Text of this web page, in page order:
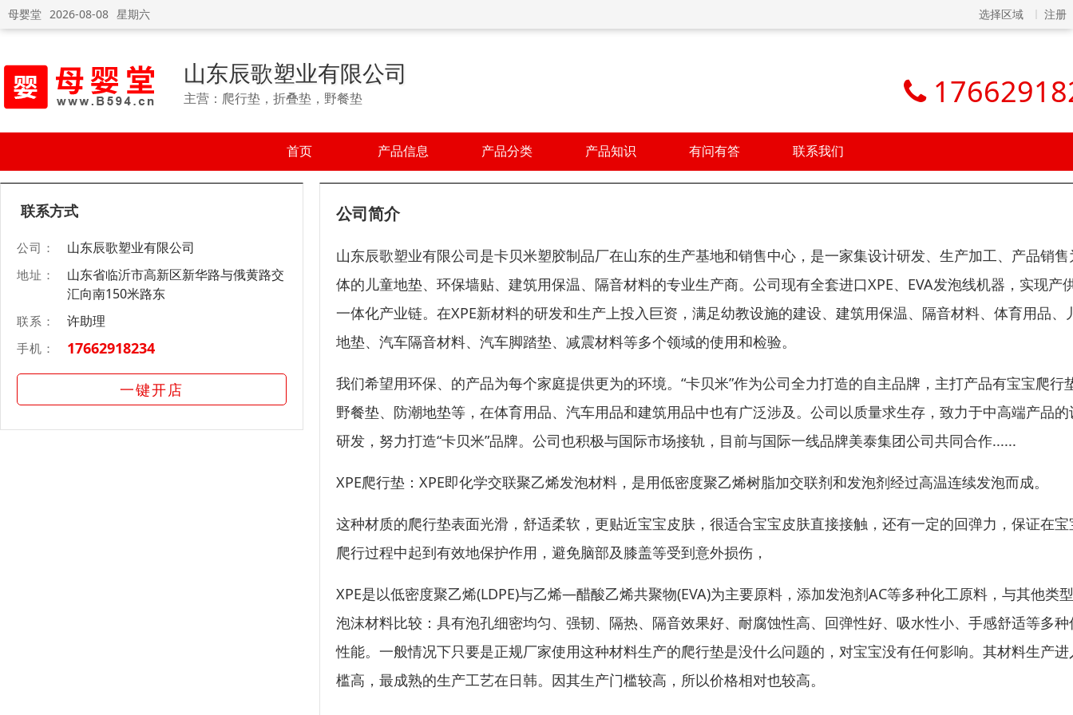
母婴堂 2026-08-08 星期六 选择区域 注册
山东辰歌塑业有限公司
主营：爬行垫，折叠垫，野餐垫
首页 产品信息 产品分类 产品知识 有问有答 联系我们
联系方式
公司： 山东辰歌塑业有限公司
地址：
山东省临沂市高新区新华路与俄黄路交
汇向南150米路东
联系： 许助理
手机： 17662918234
一键开店
公司简介
山东辰歌塑业有限公司是卡贝米塑胶制品厂在山东的生产基地和销售中心，是一家集设计研发、生产加工、产品销售
体的儿童地垫、环保墙贴、建筑用保温、隔音材料的专业生产商。公司现有全套进口XPE、EVA发泡线机器，实现产
一体化产业链。在XPE新材料的研发和生产上投入巨资，满足幼教设施的建设、建筑用保温、隔音材料、体育用品、
地垫、汽车隔音材料、汽车脚踏垫、减震材料等多个领域的使用和检验。
我们希望用环保、的产品为每个家庭提供更为的环境。“卡贝米”作为公司全力打造的自主品牌，主打产品有宝宝爬行
野餐垫、防潮地垫等，在体育用品、汽车用品和建筑用品中也有广泛涉及。公司以质量求生存，致力于中高端产品的
研发，努力打造“卡贝米”品牌。公司也积极与国际市场接轨，目前与国际一线品牌美泰集团公司共同合作......
XPE爬行垫：XPE即化学交联聚乙烯发泡材料，是用低密度聚乙烯树脂加交联剂和发泡剂经过高温连续发泡而成。
这种材质的爬行垫表面光滑，舒适柔软，更贴近宝宝皮肤，很适合宝宝皮肤直接接触，还有一定的回弹力，保证在宝
爬行过程中起到有效地保护作用，避免脑部及膝盖等受到意外损伤，
XPE是以低密度聚乙烯(LDPE)与乙烯—醋酸乙烯共聚物(EVA)为主要原料，添加发泡剂AC等多种化工原料，与其他类
泡沫材料比较：具有泡孔细密均匀、强韧、隔热、隔音效果好、耐腐蚀性高、回弹性好、吸水性小、手感舒适等多种
性能。一般情况下只要是正规厂家使用这种材料生产的爬行垫是没什么问题的，对宝宝没有任何影响。其材料生产进
槛高，最成熟的生产工艺在日韩。因其生产门槛较高，所以价格相对也较高。